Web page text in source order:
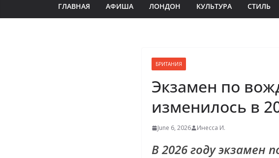
ГЛАВНАЯ АФИША ЛОНДОН КУЛЬТУРА СТИЛЬ
БРИТАНИЯ
Экзамен по
изменилось в
June 6, 2026 Инесса И.
В 2026 году экзамен